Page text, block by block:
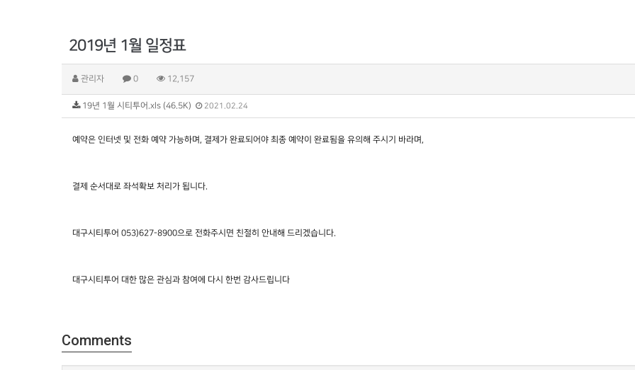
2019년 1월 일정표
관리자 0 12,157
19년 1월 시티투어.xls (46.5K) 2021.02.24
예약은 인터넷 및 전화 예약 가능하며, 결제가 완료되어야 최종 예약이 완료됨을 유의해 주시기 바라며,
결제 순서대로 좌석확보 처리가 됩니다.
대구시티투어 053)627-8900으로 전화주시면 친절히 안내해 드리겠습니다.
대구시티투어 대한 많은 관심과 참여에 다시 한번 감사드립니다
Comments